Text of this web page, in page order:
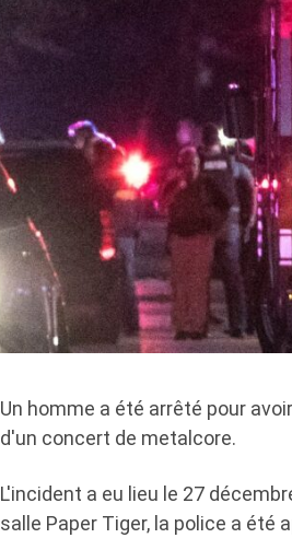
Un homme a été arrêté pour
d'un concert de metalcore.
L'incident a eu lieu le 27
salle Paper Tiger, la police a été